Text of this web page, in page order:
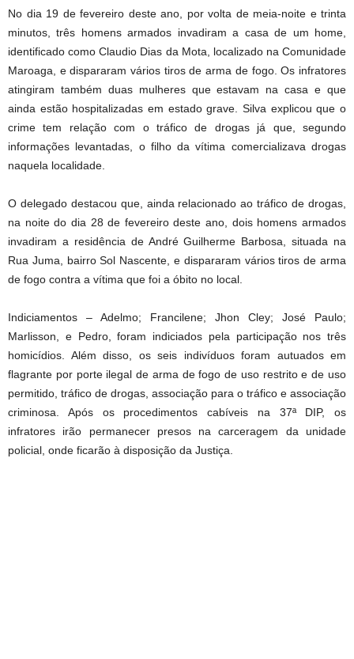
No dia 19 de fevereiro deste ano, por volta de meia-noite e trinta
minutos, três homens armados invadiram a casa de um home,
identificado como Claudio Dias da Mota, localizado na Comunidade
Maroaga, e dispararam vários tiros de arma de fogo. Os infratores
atingiram também duas mulheres que estavam na casa e que
ainda estão hospitalizadas em estado grave. Silva explicou que o
crime tem relação com o tráfico de drogas já que, segundo
informações levantadas, o filho da vítima comercializava drogas
naquela localidade.
O delegado destacou que, ainda relacionado ao tráfico de drogas,
na noite do dia 28 de fevereiro deste ano, dois homens armados
invadiram a residência de André Guilherme Barbosa, situada na
Rua Juma, bairro Sol Nascente, e dispararam vários tiros de arma
de fogo contra a vítima que foi a óbito no local.
Indiciamentos – Adelmo; Francilene; Jhon Cley; José Paulo;
Marlisson, e Pedro, foram indiciados pela participação nos três
homicídios. Além disso, os seis indivíduos foram autuados em
flagrante por porte ilegal de arma de fogo de uso restrito e de uso
permitido, tráfico de drogas, associação para o tráfico e associação
criminosa. Após os procedimentos cabíveis na 37ª DIP, os
infratores irão permanecer presos na carceragem da unidade
policial, onde ficarão à disposição da Justiça.